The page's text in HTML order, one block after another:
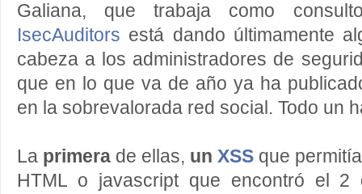
Galiana, que trabaja como
IsecAuditors está dando últimamente
cabeza a los administradores de
que en lo que va de año ya ha
en la sobrevalorada red social. Todo un
La primera de ellas, un XSS que
HTML o javascript que encontró el